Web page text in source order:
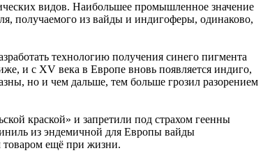
видов. Наибольшее промышленное значение
получаемого из вайды и индигоферы, одинаково,
технологию получения синего пигмента
и с XV века в Европе вновь появляется индиго,
но и чем дальше, тем больше грозил разорением
краской» и запретили под страхом геенны
из эндемичной для Европы вайды
товаром ещё при жизни.